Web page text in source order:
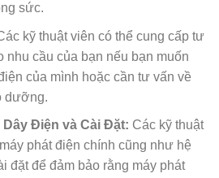
sức.
kỹ thuật viên có thể cung cấp tư
nhu cầu của bạn nếu bạn muốn
của mình hoặc cần tư vấn về
dưỡng.
Dây Điện và Cài Đặt: Các kỹ thuật
phát điện chính cũng như hệ
đặt để đảm bảo rằng máy phát